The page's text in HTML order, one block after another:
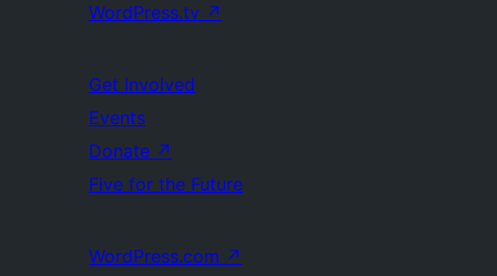
WordPress.tv ↗
Get Involved
Events
Donate ↗
Five for the Future
WordPress.com ↗